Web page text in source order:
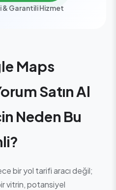
& Garantili Hizmet
Maps
Satın Al
Neden Bu
bir yol tarifi aracı değil;
vitrin, potansiyel